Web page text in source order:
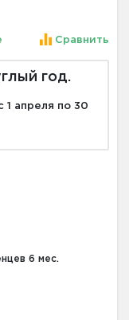
Сравнить
год.
1 апреля по 30
6 мес.